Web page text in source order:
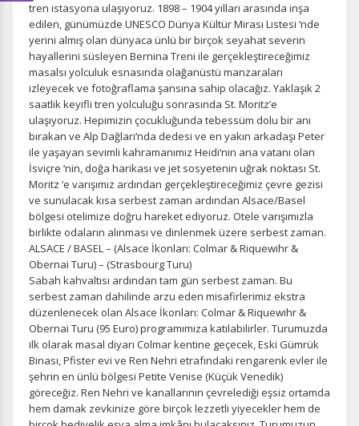
ÇEREZ KULLANIM AYARLARINIZ
Çerez tercihlerinizibelirleyin .
Daha fazla bilgi içinKVKK bilgilendirmemizi,çerez kullanım
gizlilik koşullarınıinceleyebilirsiniz.
Zorunlu Çerezler HER ZAMAN AKTIF
Oturum yönetimi, güvenlik ve temel site işlevleri için
gereklidir. Bu çerezler olmadan site düzgün çalışmaz ve
devre dışı bırakılamaz.
tren istasyona ulaşıyoruz. 1898 – 1904 yılları arasında inşa
edilen, günümüzde UNESCO Dünya Kültür Mirası Listesi ‘nde
yerini almış olan dünyaca ünlü bir birçok seyahat severin
hayallerini süsleyen Bernina Treni ile gerçekleştireceğimiz
masalsı yolculuk esnasında olağanüstü manzaraları
izleyecek ve fotoğraflama şansına sahip olacağız. Yaklaşık 2
saatlik keyifli tren yolculuğu sonrasında St. Moritz’e
ulaşıyoruz. Hepimizin çocukluğunda tebessüm dolu bir anı
bırakan ve Alp Dağları‘nda dedesi ve en yakın arkadaşı Peter
ile yaşayan sevimli kahramanımız Heidi‘nin ana vatanı olan
İsviçre ‘nin, doğa harikası ve jet sosyetenin uğrak noktası St.
Moritz ‘e varışımız ardından gerçekleştireceğimiz çevre gezisi
ve sunulacak kısa serbest zaman ardından Alsace/Basel
bölgesi otelimize doğru hareket ediyoruz. Otele varışımızla
birlikte odaların alınması ve dinlenmek üzere serbest zaman.
ALSACE / BASEL – (Alsace İkonları: Colmar & Riquewihr &
Obernai Turu) – (Strasbourg Turu)
Sabah kahvaltısı ardından tam gün serbest zaman. Bu
serbest zaman dahilinde arzu eden misafirlerimiz ekstra
düzenlenecek olan Alsace İkonları: Colmar & Riquewihr &
Obernai Turu (95 Euro) programımıza katılabilirler. Turumuzda
ilk olarak masal diyarı Colmar kentine geçecek, Eski Gümrük
Binası, Pfister evi ve Ren Nehri etrafındaki rengarenk evler ile
şehrin en ünlü bölgesi Petite Venise (Küçük Venedik)
göreceğiz. Ren Nehri ve kanallarının çevrelediği eşsiz ortamda
hem damak zevkinize göre birçok lezzetli yiyecekler hem de